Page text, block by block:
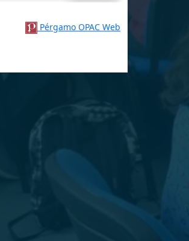
Pérgamo OPAC Web